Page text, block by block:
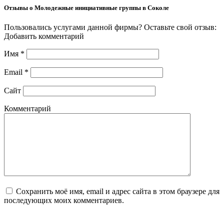
Отзывы о Молодежные инициативные группы в Соколе
Пользовались услугами данной фирмы? Оставьте свой отзыв:
Добавить комментарий
Имя *
Email *
Сайт
Комментарий
Сохранить моё имя, email и адрес сайта в этом браузере для
последующих моих комментариев.